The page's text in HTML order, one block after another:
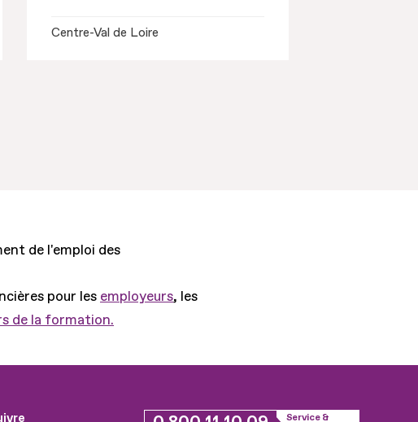
Centre-Val de Loire
de l'emploi des
pour les employeurs, les
de la formation.
Service &